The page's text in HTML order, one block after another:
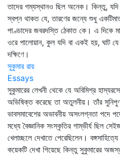
তাদের গম্যস্থানও ছিল অনেক। কিন্তু,
স্বপ্ন থাকত যে, তারণের জন্যে শুধু
পাণ্ডাদের জবরদস্তি ঠেকাত কে। এ দিকে
ওরে পালোয়ান, কুল যদি বা একই হয়, ঘাট
দক্ষিণে।
সুকুমার রায়
Essays
সুকুমারের লেখনী থেকে যে অবিমিশ্র
অভিষিক্ত করেছে তা অতুলনীয়। তাঁর সুনিপুণ
ভাবসমাবেশের অভাবনীয় অসংলগ্নতা পদে
মধ্যে বৈজ্ঞানিক সংস্কৃতির গাম্ভীর্য ছিল
খেলাচ্ছলে দেখাতে পেরেছিলেন।
কয়েকটি দেখা গিয়েছে কিন্তু সুকুমারের